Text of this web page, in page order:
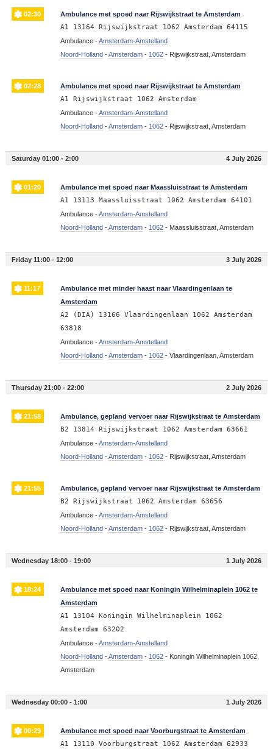
02:30 Ambulance met spoed naar Rijswijkstraat te Amsterdam
A1 13164 Rijswijkstraat 1062 Amsterdam 64115
Ambulance -Amsterdam-Amstelland
Noord-Holland-Amsterdam- 1062- Rijswijkstraat, Amsterdam
02:28 Ambulance met spoed naar Rijswijkstraat te Amsterdam
A1 Rijswijkstraat 1062 Amsterdam
Ambulance -Amsterdam-Amstelland
Noord-Holland-Amsterdam- 1062- Rijswijkstraat, Amsterdam
Saturday 01:00 - 2:00 4 July 2026
01:20 Ambulance met spoed naar Maassluisstraat te Amsterdam
A1 13113 Maassluisstraat 1062 Amsterdam 64101
Ambulance -Amsterdam-Amstelland
Noord-Holland-Amsterdam- 1062- Maassluisstraat, Amsterdam
Friday 11:00 - 12:00 3 July 2026
11:17
Ambulance met minder haast naar Vlaardingenlaan te
Amsterdam
A2 (DIA) 13166 Vlaardingenlaan 1062 Amsterdam
63818
Ambulance -Amsterdam-Amstelland
Noord-Holland-Amsterdam- 1062- Vlaardingenlaan, Amsterdam
Thursday 21:00 - 22:00 2 July 2026
21:58 Ambulance, gepland vervoer naar Rijswijkstraat te Amsterdam
B2 13814 Rijswijkstraat 1062 Amsterdam 63661
Ambulance -Amsterdam-Amstelland
Noord-Holland-Amsterdam- 1062- Rijswijkstraat, Amsterdam
21:55 Ambulance, gepland vervoer naar Rijswijkstraat te Amsterdam
B2 Rijswijkstraat 1062 Amsterdam 63656
Ambulance -Amsterdam-Amstelland
Noord-Holland-Amsterdam- 1062- Rijswijkstraat, Amsterdam
Wednesday 18:00 - 19:00 1 July 2026
18:24
Ambulance met spoed naar Koningin Wilhelminaplein 1062 te
Amsterdam
A1 13104 Koningin Wilhelminaplein 1062
Amsterdam 63202
Ambulance -Amsterdam-Amstelland
Noord-Holland-Amsterdam- 1062- Koningin Wilhelminaplein 1062,
Amsterdam
Wednesday 00:00 - 1:00 1 July 2026
00:29 Ambulance met spoed naar Voorburgstraat te Amsterdam
A1 13110 Voorburgstraat 1062 Amsterdam 62933